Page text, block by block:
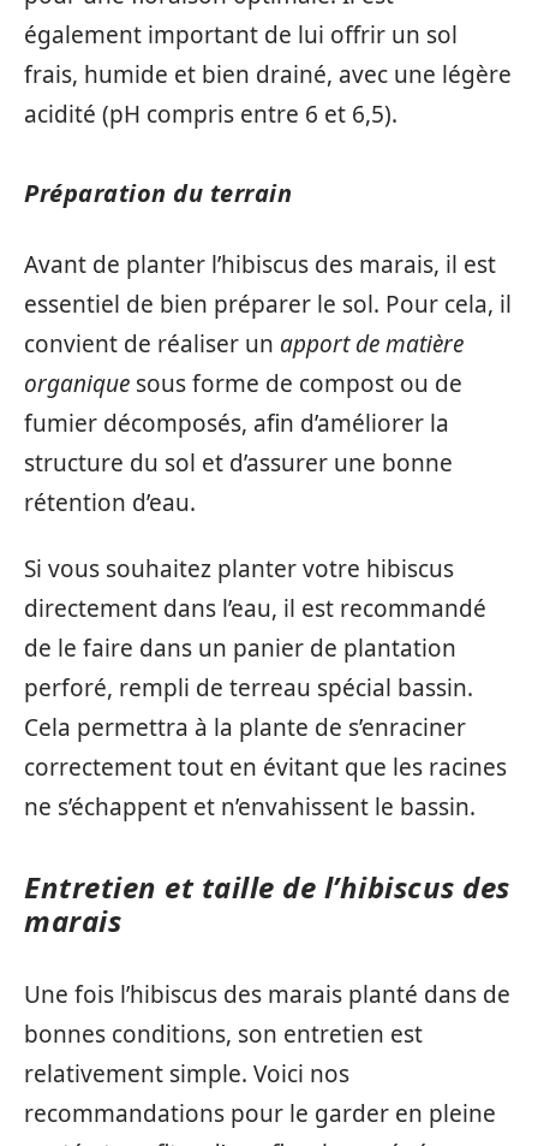
également important de lui offrir un sol
frais, humide et bien drainé, avec une légère
acidité (pH compris entre 6 et 6,5).
Préparation du terrain
Avant de planter l’hibiscus des marais, il est
essentiel de bien préparer le sol. Pour cela, il
convient de réaliser un apport de matière
organique sous forme de compost ou de
fumier décomposés, afin d’améliorer la
structure du sol et d’assurer une bonne
rétention d’eau.
Si vous souhaitez planter votre hibiscus
directement dans l’eau, il est recommandé
de le faire dans un panier de plantation
perforé, rempli de terreau spécial bassin.
Cela permettra à la plante de s’enraciner
correctement tout en évitant que les racines
ne s’échappent et n’envahissent le bassin.
Entretien et taille de l’hibiscus des
marais
Une fois l’hibiscus des marais planté dans de
bonnes conditions, son entretien est
relativement simple. Voici nos
recommandations pour le garder en pleine